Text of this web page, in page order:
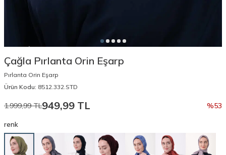
Çağla Pırlanta Orin Eşarp
Pırlanta Orin Eşarp
Ürün Kodu: 8512.332.STD
1.999,99TL949,99 TL %53
renk